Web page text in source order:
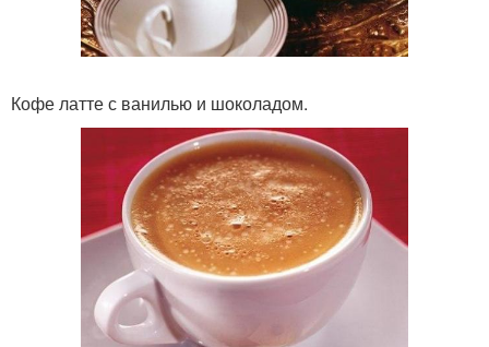
Кофе латте с ванилью и шоколадом.